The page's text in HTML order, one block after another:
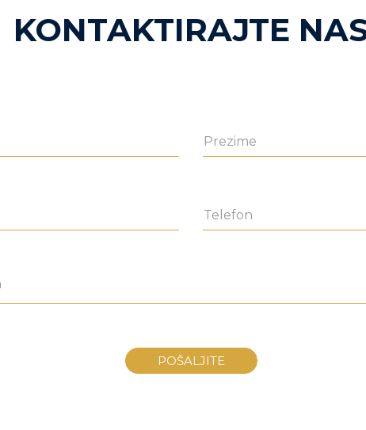
KONTAKTIRAJTE